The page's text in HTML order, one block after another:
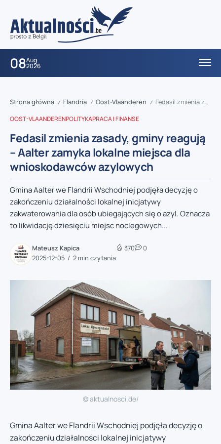
08Aug
2026
Strona główna / Flandria / Oost-Vlaanderen / Fedasil zmienia zasady, gminy reagują – Aalter zamyka lokalne miejsca dla wnioskodawców azylowych
OOST-VLAANDERENPOLITYKAPRACA I FINANSE
Fedasil zmienia zasady, gminy reagują
– Aalter zamyka lokalne miejsca dla
wnioskodawców azylowych
Gmina Aalter we Flandrii Wschodniej podjęła decyzję o
zakończeniu działalności lokalnej inicjatywy
zakwaterowania dla osób ubiegających się o azyl. Oznacza
to likwidację dziesięciu miejsc noclegowych...
Mateusz Kapica
2025-12-05
2 min czytania
370 0
© aktualnosci.de/
Gmina Aalter we Flandrii Wschodniej podjęła decyzję o
zakończeniu działalności lokalnej inicjatywy